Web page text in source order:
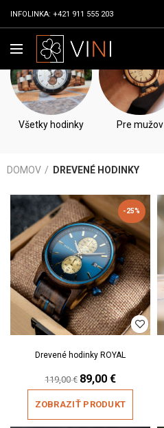
INFOLINKA: +421 911 555 203
DREVENÉ HODINKY
Všetky hodinky Pre mužov
DOMOV DREVENÉ HODINKY
-25%
Drevené hodinky ROYAL
119,00€ Original
price
was:
89,00 €Current
price
is:
ZOBRAZIŤ PRODUKT